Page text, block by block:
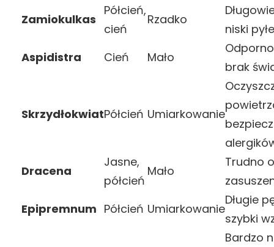
Zamiokulkas
Półcień,
cień
Rzadko
niski
Aspidistra
Cień Mało
brak
SkrzydłokwiatPółcień Umiarkowanie
Dracena
Jasne,
półcień
Mało
Trudno o
Epipremnum Półcień Umiarkowanie
Długie
szybki
Bardzo